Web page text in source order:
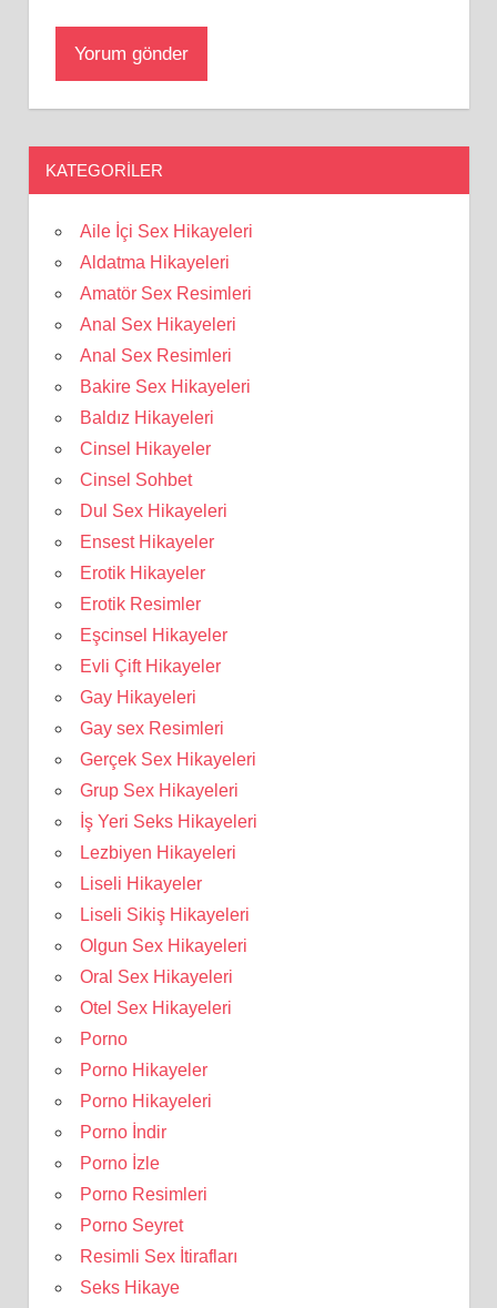
KATEGORILER
Aile İçi Sex Hikayeleri
Aldatma Hikayeleri
Amatör Sex Resimleri
Anal Sex Hikayeleri
Anal Sex Resimleri
Bakire Sex Hikayeleri
Baldız Hikayeleri
Cinsel Hikayeler
Cinsel Sohbet
Dul Sex Hikayeleri
Ensest Hikayeler
Erotik Hikayeler
Erotik Resimler
Eşcinsel Hikayeler
Evli Çift Hikayeler
Gay Hikayeleri
Gay sex Resimleri
Gerçek Sex Hikayeleri
Grup Sex Hikayeleri
İş Yeri Seks Hikayeleri
Lezbiyen Hikayeleri
Liseli Hikayeler
Liseli Sikiş Hikayeleri
Olgun Sex Hikayeleri
Oral Sex Hikayeleri
Otel Sex Hikayeleri
Porno
Porno Hikayeler
Porno Hikayeleri
Porno İndir
Porno İzle
Porno Resimleri
Porno Seyret
Resimli Sex İtirafları
Seks Hikaye